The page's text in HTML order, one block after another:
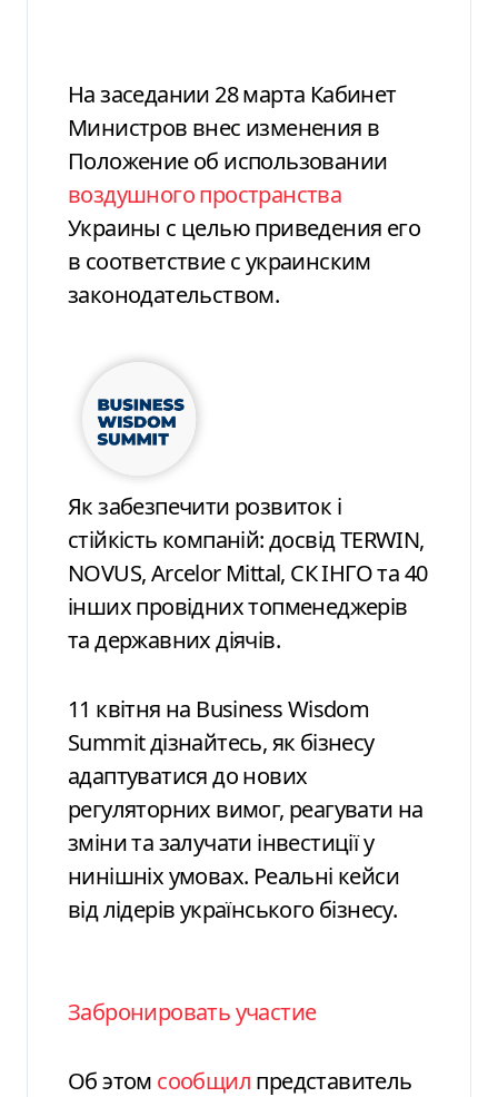
На заседании 28 марта Кабинет
Министров внес изменения в
Положение об использовании
воздушного пространства
Украины с целью приведения его
в соответствие с украинским
законодательством.
Як забезпечити розвиток і
стійкість компаній: досвід TERWIN,
NOVUS, Arcelor Mittal, СК ІНГО та 40
інших провідних топменеджерів
та державних діячів.
11 квітня на Business Wisdom
Summit дізнайтесь, як бізнесу
адаптуватися до нових
регуляторних вимог, реагувати на
зміни та залучати інвестиції у
нинішніх умовах. Реальні кейси
від лідерів українського бізнесу.
Забронировать участие
Об этом сообщил представитель